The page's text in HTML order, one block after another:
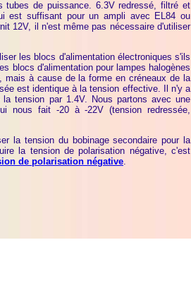
tubes de puissance. 6.3V redressé, filtré et
est suffisant pour un ampli avec EL84 ou
12V, il n'est même pas nécessaire d'utiliser
les blocs d'alimentation électroniques s'ils
blocs d'alimentation pour lampes halogènes
mais à cause de la forme en créneaux de la
est identique à la tension effective. Il n'y a
tension par 1.4V. Nous partons avec une
nous fait -20 à -22V (tension redressée,
la tension du bobinage secondaire pour la
la tension de polarisation négative, c'est
de polarisation négative.